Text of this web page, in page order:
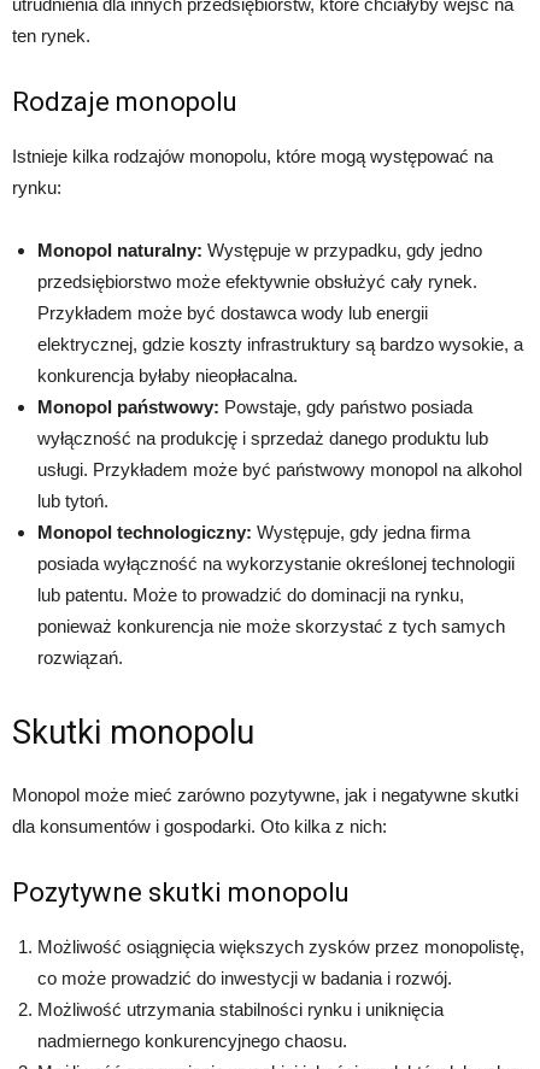
utrudnienia dla innych przedsiębiorstw, które chciałyby wejść na
ten rynek.
Rodzaje monopolu
Istnieje kilka rodzajów monopolu, które mogą występować na
rynku:
Monopol naturalny: Występuje w przypadku, gdy jedno
przedsiębiorstwo może efektywnie obsłużyć cały rynek.
Przykładem może być dostawca wody lub energii
elektrycznej, gdzie koszty infrastruktury są bardzo wysokie, a
konkurencja byłaby nieopłacalna.
Monopol państwowy: Powstaje, gdy państwo posiada
wyłączność na produkcję i sprzedaż danego produktu lub
usługi. Przykładem może być państwowy monopol na alkohol
lub tytoń.
Monopol technologiczny: Występuje, gdy jedna firma
posiada wyłączność na wykorzystanie określonej technologii
lub patentu. Może to prowadzić do dominacji na rynku,
ponieważ konkurencja nie może skorzystać z tych samych
rozwiązań.
Skutki monopolu
Monopol może mieć zarówno pozytywne, jak i negatywne skutki
dla konsumentów i gospodarki. Oto kilka z nich:
Pozytywne skutki monopolu
Możliwość osiągnięcia większych zysków przez monopolistę,
co może prowadzić do inwestycji w badania i rozwój.
Możliwość utrzymania stabilności rynku i uniknięcia
nadmiernego konkurencyjnego chaosu.